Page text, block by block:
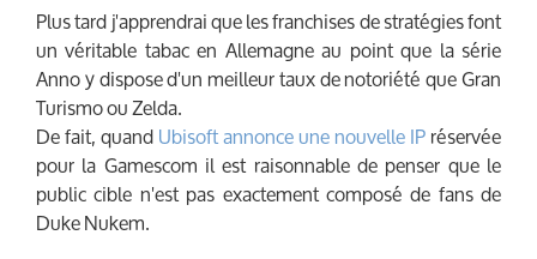
Plus tard j'apprendrai que les franchises de stratégies font
un véritable tabac en Allemagne au point que la série
Anno y dispose d'un meilleur taux de notoriété que Gran
Turismo ou Zelda.
De fait, quandUbisoft annonce une nouvelle IPréservée
pour la Gamescom il est raisonnable de penser que le
public cible n'est pas exactement composé de fans de
Duke Nukem.